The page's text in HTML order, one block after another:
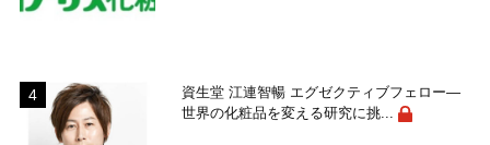
資生堂 江連智暢 エグゼクティブフェロー―
世界の化粧品を変える研究に挑...